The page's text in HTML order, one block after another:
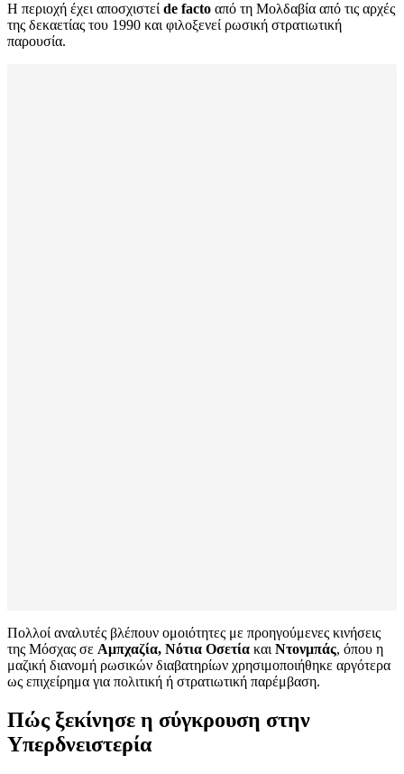
Η περιοχή έχει αποσχιστεί de facto από τη Μολδαβία από τις αρχές
της δεκαετίας του 1990 και φιλοξενεί ρωσική στρατιωτική
παρουσία.
Πολλοί αναλυτές βλέπουν ομοιότητες με προηγούμενες κινήσεις
της Μόσχας σε Αμπχαζία, Νότια Οσετία και Ντονμπάς, όπου η
μαζική διανομή ρωσικών διαβατηρίων χρησιμοποιήθηκε αργότερα
ως επιχείρημα για πολιτική ή στρατιωτική παρέμβαση.
Πώς ξεκίνησε η σύγκρουση στην
Υπερδνειστερία